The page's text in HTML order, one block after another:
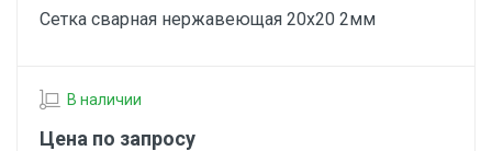
Сетка сварная нержавеющая 20х20 2мм
В наличии
Цена по запросу